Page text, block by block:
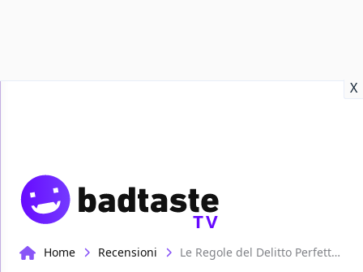
X
TV
Home Recensioni Le Regole del Delitto Perfetto 3x11, "Not Everything's About Annalise": la recensione